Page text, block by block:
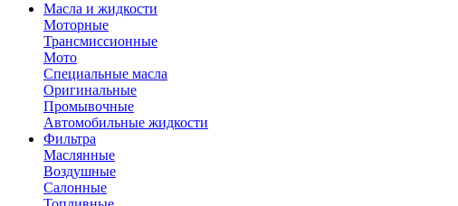
Масла и жидкости
Моторные
Трансмиссионные
Мото
Специальные масла
Оригинальные
Промывочные
Автомобильные жидкости
Фильтра
Маслянные
Воздушные
Салонные